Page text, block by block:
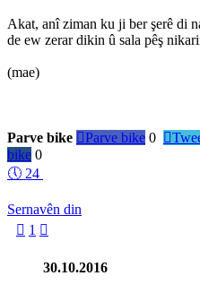
Akat, anî ziman ku ji ber şerê di
de ew zerar dikin û sala pêş
(mae)
Parve bike Parve bike 0 
bike 0
🕔 24
Sernavên din
 1 
30.10.2016